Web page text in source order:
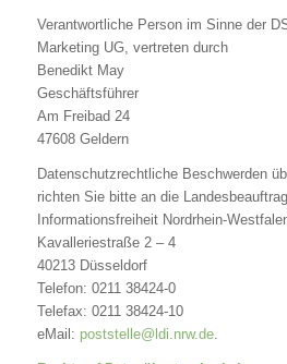
Verantwortliche Person im Sinne der
Marketing UG, vertreten durch
Benedikt May
Geschäftsführer
Am Freibad 24
47608 Geldern
Datenschutzrechtliche Beschwerden
richten Sie bitte an die
Informationsfreiheit Nordrhein-
Kavalleriestraße 2 – 4
40213 Düsseldorf
Telefon: 0211 38424-0
Telefax: 0211 38424-10
eMail: poststelle@ldi.nrw.de.